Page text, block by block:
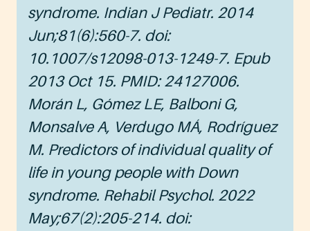
syndrome. Indian J Pediatr. 2014
Jun;81(6):560-7. doi:
10.1007/s12098-013-1249-7. Epub
2013 Oct 15. PMID: 24127006.
Morán L, Gómez LE, Balboni G,
Monsalve A, Verdugo MÁ, Rodríguez
M. Predictors of individual quality of
life in young people with Down
syndrome. Rehabil Psychol. 2022
May;67(2):205-214. doi: